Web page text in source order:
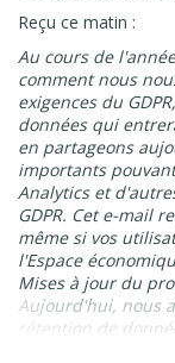
Reçu ce matin :
Au cours de
comment nous
exigences du
données qui
en partageons
importants
Analytics et
GDPR. Cet e-mail
même si vos
l'Espace
Mises à jour du
Aujourd'hui, nous
rétention de
de gérer la durée